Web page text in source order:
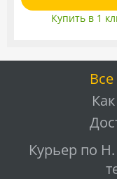
Купить в 1
Курьер по